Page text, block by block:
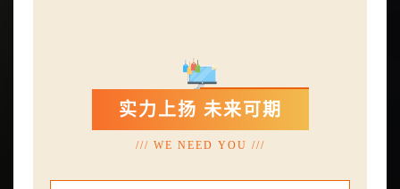
实力上扬 未来可期
/// WE NEED YOU ///